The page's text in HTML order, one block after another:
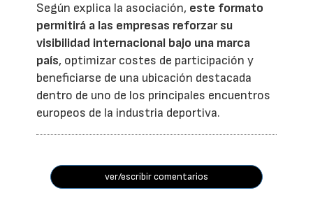
Según explica la asociación, este formato
permitirá a las empresas reforzar su
visibilidad internacional bajo una marca
país, optimizar costes de participación y
beneficiarse de una ubicación destacada
dentro de uno de los principales encuentros
europeos de la industria deportiva.
ver/escribir comentarios